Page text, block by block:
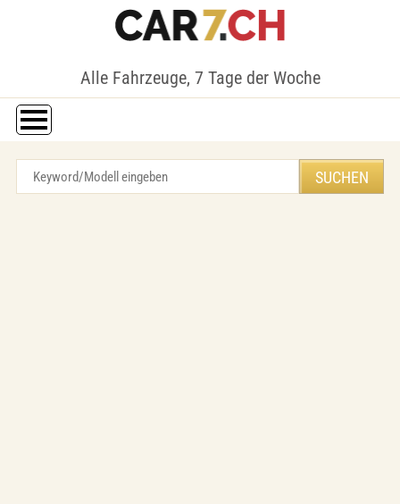
Alle Fahrzeuge, 7 Tage der Woche